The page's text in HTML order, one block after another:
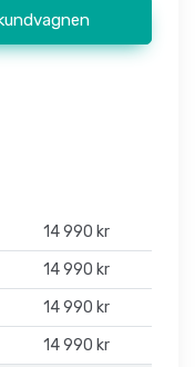
14 990 kr
14 990 kr
14 990 kr
14 990 kr